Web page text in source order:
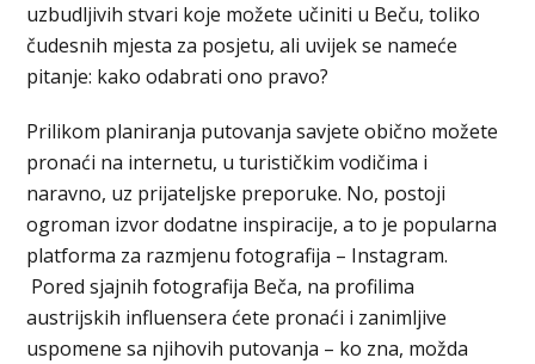
uzbudljivih stvari koje možete učiniti u Beču, toliko
čudesnih mjesta za posjetu, ali uvijek se nameće
pitanje: kako odabrati ono pravo?
Prilikom planiranja putovanja savjete obično možete
pronaći na internetu, u turističkim vodičima i
naravno, uz prijateljske preporuke. No, postoji
ogroman izvor dodatne inspiracije, a to je popularna
platforma za razmjenu fotografija – Instagram.
Pored sjajnih fotografija Beča, na profilima
austrijskih influensera ćete pronaći i zanimljive
uspomene sa njihovih putovanja – ko zna, možda